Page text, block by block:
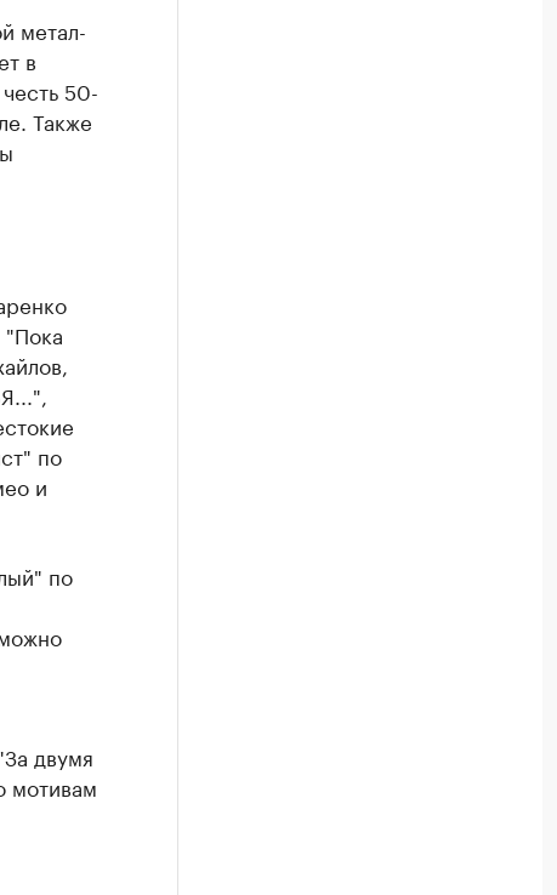
метал-
в
50-
Также
по
и
по
двумя
мотивам